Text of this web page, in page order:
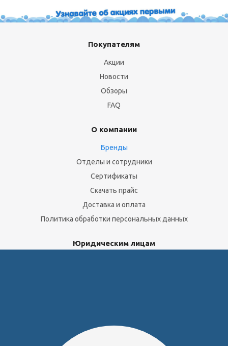
Покупателям
Акции
Новости
Обзоры
FAQ
О компании
Бренды
Отделы и сотрудники
Сертификаты
Скачать прайс
Доставка и оплата
Политика обработки персональных данных
Юридическим лицам